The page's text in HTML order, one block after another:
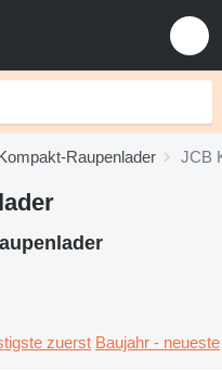
Raupenlader JCB
zuerst Baujahr - neueste